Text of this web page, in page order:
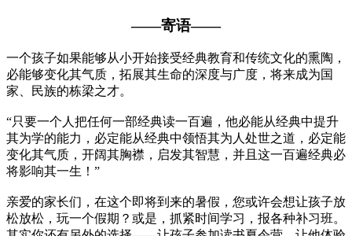
——寄语——
一个孩子如果能够从小开始接受经典教育和传统文化的熏陶，
必能够变化其气质，拓展其生命的深度与广度，将来成为国
家、民族的栋梁之才。
“只要一个人把任何一部经典读一百遍，他必能从经典中提升
其为学的能力，必定能从经典中领悟其为人处世之道，必定能
变化其气质，开阔其胸襟，启发其智慧，并且这一百遍经典必
将影响其一生！”
亲爱的家长们，在这个即将到来的暑假，您或许会想让孩子放
松放松，玩一个假期？或是，抓紧时间学习，报各种补习班。